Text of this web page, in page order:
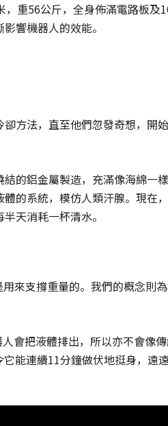
重56公斤，全身佈滿電路板及
響機器人的效能。
方法，直至他們忽發奇想，開
的鋁金屬製造，充滿像海綿一
的系統，模仿人類汗腺。現在
天消耗一杯清水。
來支撐重量的。我們的概念則
會把液體排出，所以亦不會像
能連續11分鐘做伏地挺身，遠